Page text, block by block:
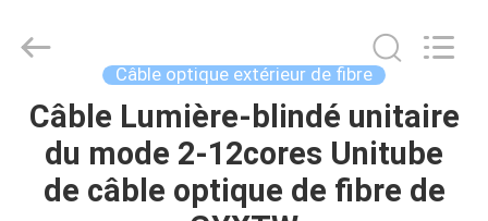
MAISON
PRODUITS
Weiruo
Communication
Rights
Reserved.
Câble optique extérieur de fibre
Câble Lumière-blindé unitaire
du mode 2-12cores Unitube
de câble optique de fibre de